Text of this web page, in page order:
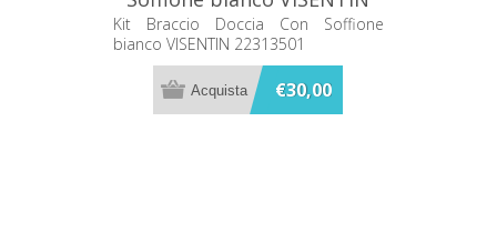
22313501
Kit Braccio Doccia Con Soffione
bianco VISENTIN 22313501
€30,00